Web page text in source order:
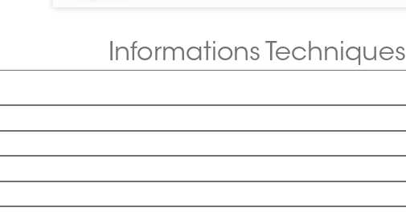
Informations Techniques